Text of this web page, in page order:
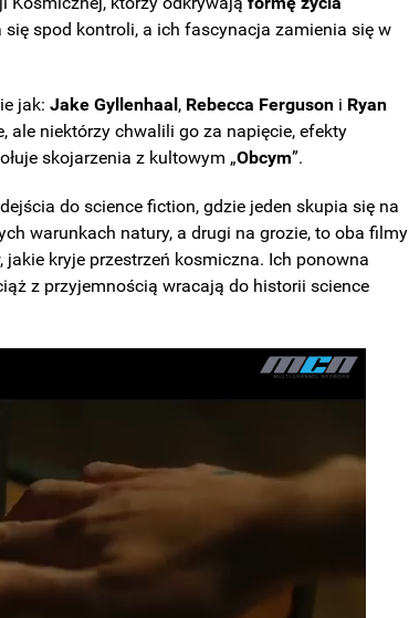
się spod kontroli, a ich fascynacja zamienia się w
jak:Jake Gyllenhaal, Rebecca Ferguson i Ryan
ale niektórzy chwalili go za napięcie, efekty
skojarzenia z kultowym „Obcym”.
do science fiction, gdzie jeden skupia się na
warunkach natury, a drugi na grozie, to oba filmy
jakie kryje przestrzeń kosmiczna. Ich ponowna
z przyjemnością wracają do historii science